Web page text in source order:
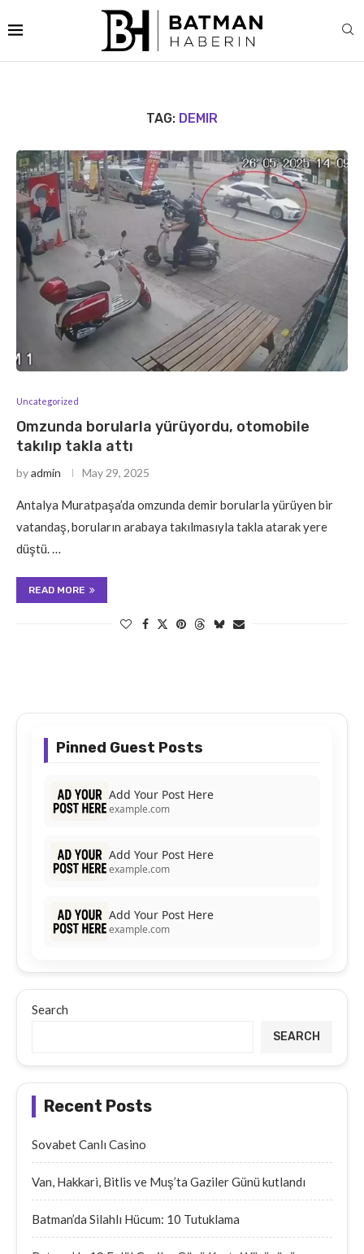
TAG: DEMIR
Uncategorized
Omzunda borularla yürüyordu, otomobile
takılıp takla attı
byadmin May 29, 2025
Antalya Muratpaşa’da omzunda demir borularla yürüyen bir
vatandaş, boruların arabaya takılmasıyla takla atarak yere
düştü. …
READ MORE
Pinned Guest Posts
Add Your Post Here
example.com
Add Your Post Here
example.com
Add Your Post Here
example.com
Search
SEARCH
Recent Posts
Sovabet Canlı Casino
Van, Hakkari, Bitlis ve Muş’ta Gaziler Günü kutlandı
Batman’da Silahlı Hücum: 10 Tutuklama